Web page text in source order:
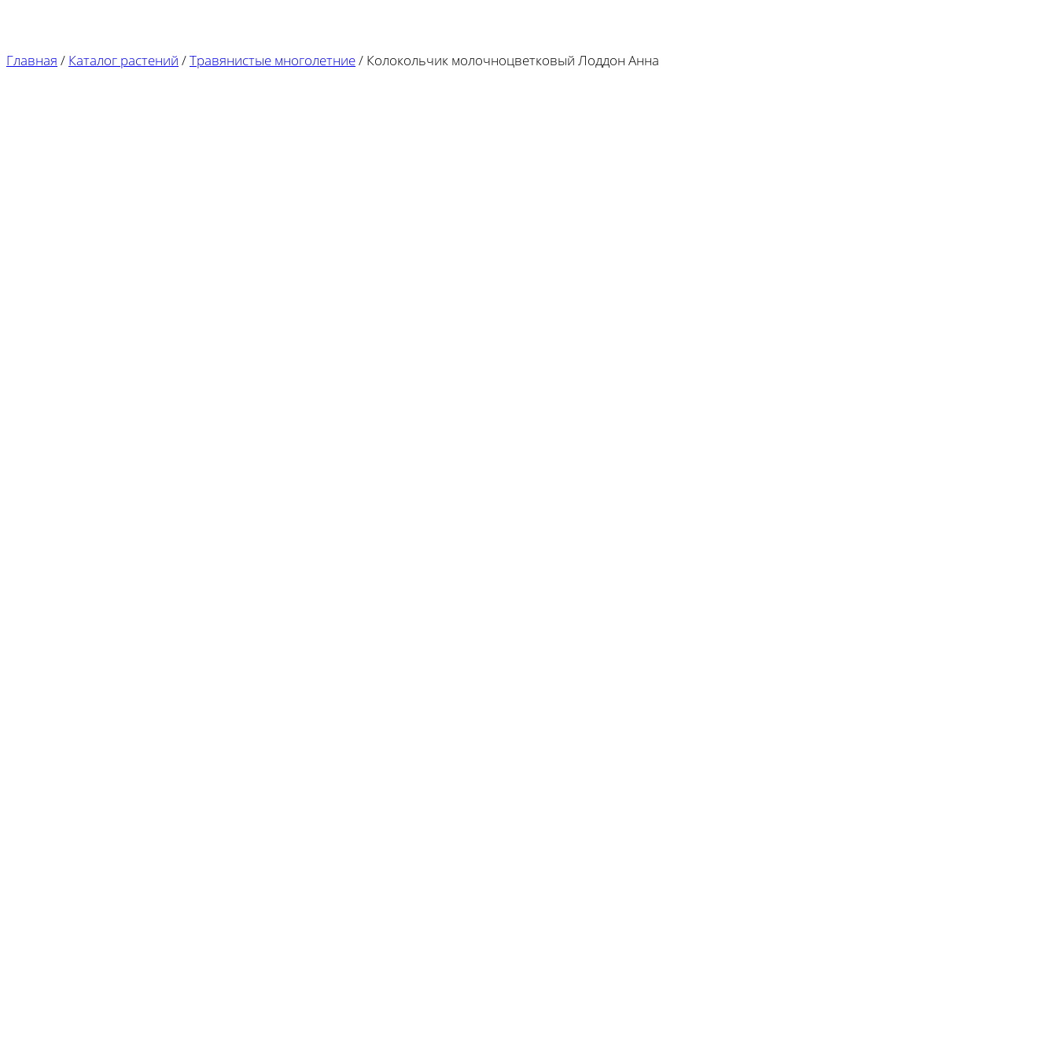
Главная / Каталог растений /Травянистые многолетние/ Колокольчик молочноцветковый Лоддон Анна